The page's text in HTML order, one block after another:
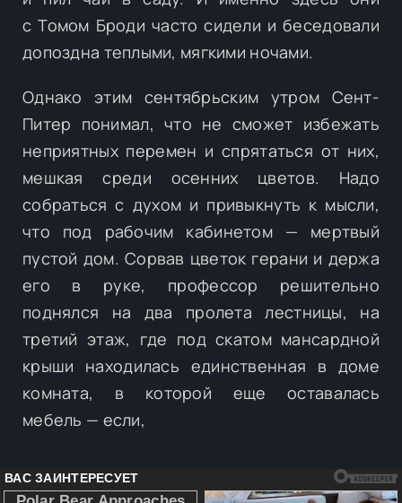
с Томом Броди часто сидели и беседовали
допоздна теплыми, мягкими ночами.
Однако этим сентябрьским утром Сент-
Питер понимал, что не сможет избежать
неприятных перемен и спрятаться от них,
мешкая среди осенних цветов. Надо
собраться с духом и привыкнуть к мысли,
что под рабочим кабинетом — мертвый
пустой дом. Сорвав цветок герани и держа
его в руке, профессор решительно
поднялся на два пролета лестницы, на
третий этаж, где под скатом мансардной
крыши находилась единственная в доме
комната, в которой еще оставалась
мебель — если,